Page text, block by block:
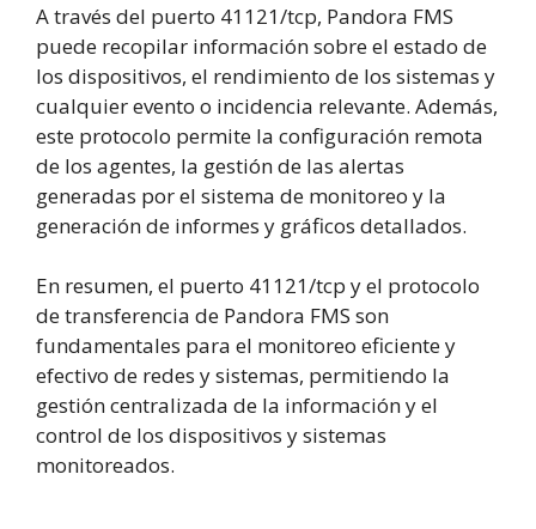
A través del puerto 41121/tcp, Pandora FMS
puede recopilar información sobre el estado de
los dispositivos, el rendimiento de los sistemas y
cualquier evento o incidencia relevante. Además,
este protocolo permite la configuración remota
de los agentes, la gestión de las alertas
generadas por el sistema de monitoreo y la
generación de informes y gráficos detallados.
En resumen, el puerto 41121/tcp y el protocolo
de transferencia de Pandora FMS son
fundamentales para el monitoreo eficiente y
efectivo de redes y sistemas, permitiendo la
gestión centralizada de la información y el
control de los dispositivos y sistemas
monitoreados.